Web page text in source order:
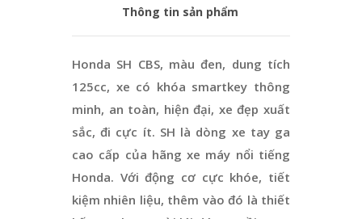
Thông tin sản phẩm
Honda SH CBS, màu đen, dung tích
125cc, xe có khóa smartkey thông
minh, an toàn, hiện đại, xe đẹp xuất
sắc, đi cực ít. SH là dòng xe tay ga
cao cấp của hãng xe máy nổi tiếng
Honda. Với động cơ cực khóe, tiết
kiệm nhiên liệu, thêm vào đó là thiết